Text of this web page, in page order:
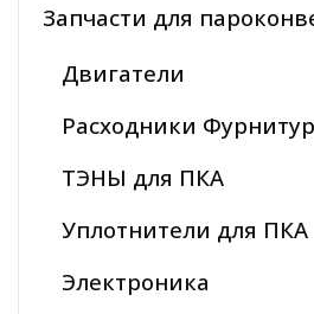
Запчасти для
Двигатели
Расходники
ТЭНЫ для ПКА
Уплотнители для ПКА
Электроника